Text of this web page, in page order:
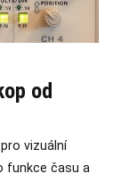
od
vizuální
funkce času a